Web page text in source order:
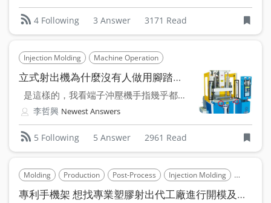
4 Following 3 Answer 3171 Read
Injection Molding Machine Operation
立式射出機為什麼沒有人做用腳踏開關啟動的呢?
是這樣的，我看端子沖壓機手指幾乎都快到公母模接合處了...
李哲興 Newest Answers
5 Following 5 Answer 2961 Read
Molding Production Post-Process Injection Molding 3C
專利手機架 想找專業塑膠射出代工廠進行開模及量產